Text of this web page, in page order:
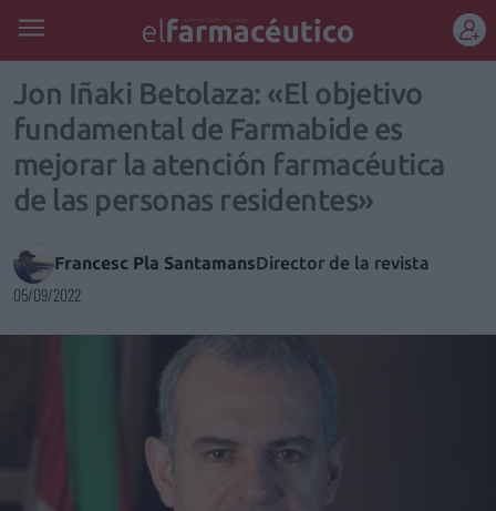
REGÍSTRATE
Jon Iñaki Betolaza: «El objetivo
fundamental de Farmabide es
mejorar la atención farmacéutica
de las personas residentes»
Francesc Pla SantamansDirector de la revista
05/09/2022